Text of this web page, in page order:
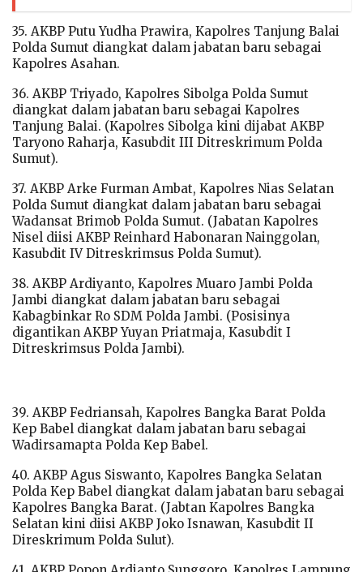
35. AKBP Putu Yudha Prawira, Kapolres Tanjung Balai
Polda Sumut diangkat dalam jabatan baru sebagai
Kapolres Asahan.
36. AKBP Triyado, Kapolres Sibolga Polda Sumut
diangkat dalam jabatan baru sebagai Kapolres
Tanjung Balai. (Kapolres Sibolga kini dijabat AKBP
Taryono Raharja, Kasubdit III Ditreskrimum Polda
Sumut).
37. AKBP Arke Furman Ambat, Kapolres Nias Selatan
Polda Sumut diangkat dalam jabatan baru sebagai
Wadansat Brimob Polda Sumut. (Jabatan Kapolres
Nisel diisi AKBP Reinhard Habonaran Nainggolan,
Kasubdit IV Ditreskrimsus Polda Sumut).
38. AKBP Ardiyanto, Kapolres Muaro Jambi Polda
Jambi diangkat dalam jabatan baru sebagai
Kabagbinkar Ro SDM Polda Jambi. (Posisinya
digantikan AKBP Yuyan Priatmaja, Kasubdit I
Ditreskrimsus Polda Jambi).
39. AKBP Fedriansah, Kapolres Bangka Barat Polda
Kep Babel diangkat dalam jabatan baru sebagai
Wadirsamapta Polda Kep Babel.
40. AKBP Agus Siswanto, Kapolres Bangka Selatan
Polda Kep Babel diangkat dalam jabatan baru sebagai
Kapolres Bangka Barat. (Jabtan Kapolres Bangka
Selatan kini diisi AKBP Joko Isnawan, Kasubdit II
Direskrimum Polda Sulut).